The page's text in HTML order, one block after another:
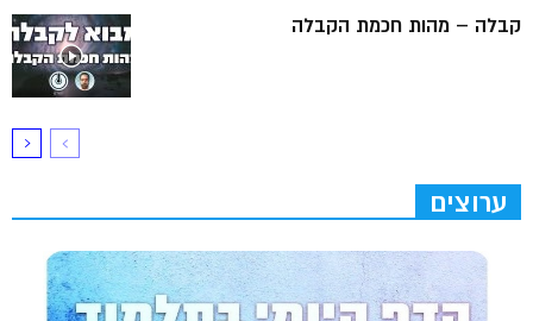
קבלה – מהות חכמת הקבלה
ערוצים